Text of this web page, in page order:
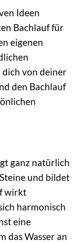
Ideen
Bachlauf für
eigenen
dich von deiner
den Bachlauf
ganz natürlich
und bildet
wirkt
harmonisch
eine
das Wasser an